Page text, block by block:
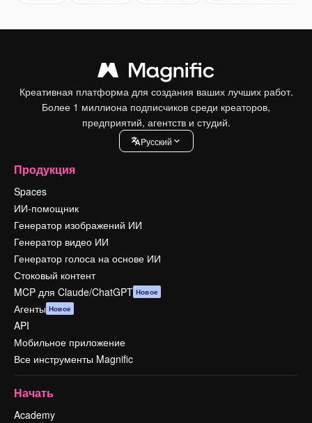
Креативная платформа для создания ваших лучших работ.
Более 1 миллиона подписчиков среди креаторов,
предприятий, агентств и студий.
Pусский
Продукция
Spaces
ИИ-помощник
Генератор изображений ИИ
Генератор видео ИИ
Генератор голоса на основе ИИ
Стоковый контент
MCP для Claude/ChatGPT Новое
Агенты Новое
API
Мобильное приложение
Все инструменты Magnific
Начать
Academy